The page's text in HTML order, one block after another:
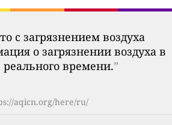
с загрязнением воздуха
о загрязнении воздуха в
времени.”
aqicn.org/here/ru/